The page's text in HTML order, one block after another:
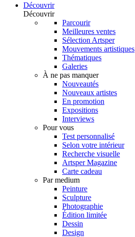
Découvrir
Découvrir
Parcourir
Meilleures ventes
Sélection Artsper
Mouvements artistiques
Thématiques
Galeries
À ne pas manquer
Nouveautés
Nouveaux artistes
En promotion
Expositions
Interviews
Pour vous
Test personnalisé
Selon votre intérieur
Recherche visuelle
Artsper Magazine
Carte cadeau
Par medium
Peinture
Sculpture
Photographie
Édition limitée
Dessin
Design